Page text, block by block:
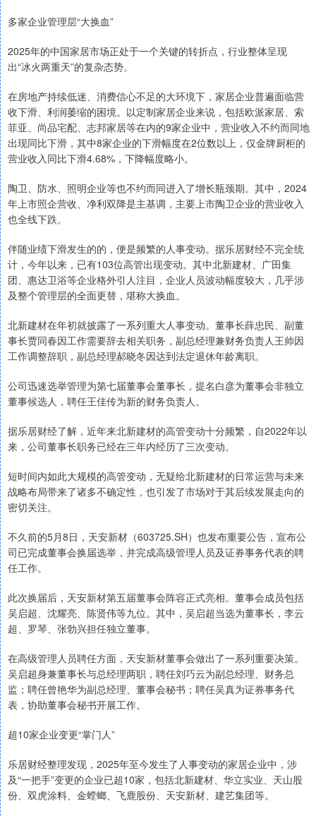
多家企业管理层“大换血”
2025年的中国家居市场正处于一个关键的转折点，行业整体呈现
出“冰火两重天”的复杂态势。
在房地产持续低迷、消费信心不足的大环境下，家居企业普遍面临营
收下滑、利润萎缩的困境。以定制家居企业来说，包括欧派家居、索
菲亚、尚品宅配、志邦家居等在内的9家企业中，营业收入不约而同地
出现同比下滑，其中8家企业的下滑幅度在2位数以上，仅金牌厨柜的
营业收入同比下滑4.68%，下降幅度略小。
陶卫、防水、照明企业等也不约而同进入了增长瓶颈期。其中，2024
年上市照企营收、净利双降是主基调，主要上市陶卫企业的营业收入
也全线下跌。
伴随业绩下滑发生的的，便是频繁的人事变动。据乐居财经不完全统
计，今年以来，已有103位高管出现变动。其中北新建材、广田集
团、惠达卫浴等企业格外引人注目，企业人员波动幅度较大，几乎涉
及整个管理层的全面更替，堪称大换血。
北新建材在年初就披露了一系列重大人事变动。董事长薛忠民、副董
事长贾同春因工作需要辞去相关职务，副总经理兼财务负责人王帅因
工作调整辞职，副总经理郝晓冬因达到法定退休年龄离职。
公司迅速选举管理为第七届董事会董事长，提名白彦为董事会非独立
董事候选人，聘任王佳传为新的财务负责人。
据乐居财经了解，近年来北新建材的高管变动十分频繁，自2022年以
来，公司董事长职务已经在三年内经历了三次变动。
短时间内如此大规模的高管变动，无疑给北新建材的日常运营与未来
战略布局带来了诸多不确定性，也引发了市场对于其后续发展走向的
密切关注。
不久前的5月8日，天安新材（603725.SH）也发布重要公告，宣布公
司已完成董事会换届选举，并完成高级管理人员及证券事务代表的聘
任工作。
此次换届后，天安新材第五届董事会阵容正式亮相。董事会成员包括
吴启超、沈耀亮、陈贤伟等九位。其中，吴启超当选为董事长，李云
超、罗琴、张勃兴担任独立董事。
在高级管理人员聘任方面，天安新材董事会做出了一系列重要决策。
吴启超身兼董事长与总经理两职，聘任刘巧云为副总经理、财务总
监；聘任曾艳华为副总经理、董事会秘书；聘任吴真为证券事务代
表，协助董事会秘书开展工作。
超10家企业变更“掌门人”
乐居财经整理发现，2025年至今发生了人事变动的家居企业中，涉
及“一把手”变更的企业已超10家，包括北新建材、华立实业、天山股
份、双虎涂料、金螳螂、飞鹿股份、天安新材、建艺集团等。